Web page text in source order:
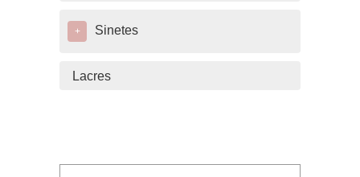
+ Sinetes
Lacres